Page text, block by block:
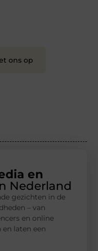
ons op
en
Nederland
gezichten in de
– van
en online
en laten een